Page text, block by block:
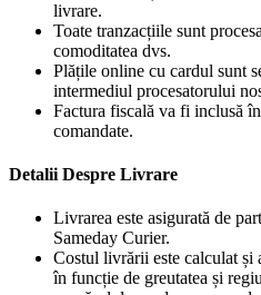
livrare.
Toate tranzacțiile sunt
comoditatea dvs.
Plățile online cu cardul sunt
intermediul procesatorului
Factura fiscală va fi inclusă
comandate.
Detalii Despre Livrare
Livrarea este asigurată de
Sameday Curier.
Costul livrării este calculat și
în funcție de greutatea și